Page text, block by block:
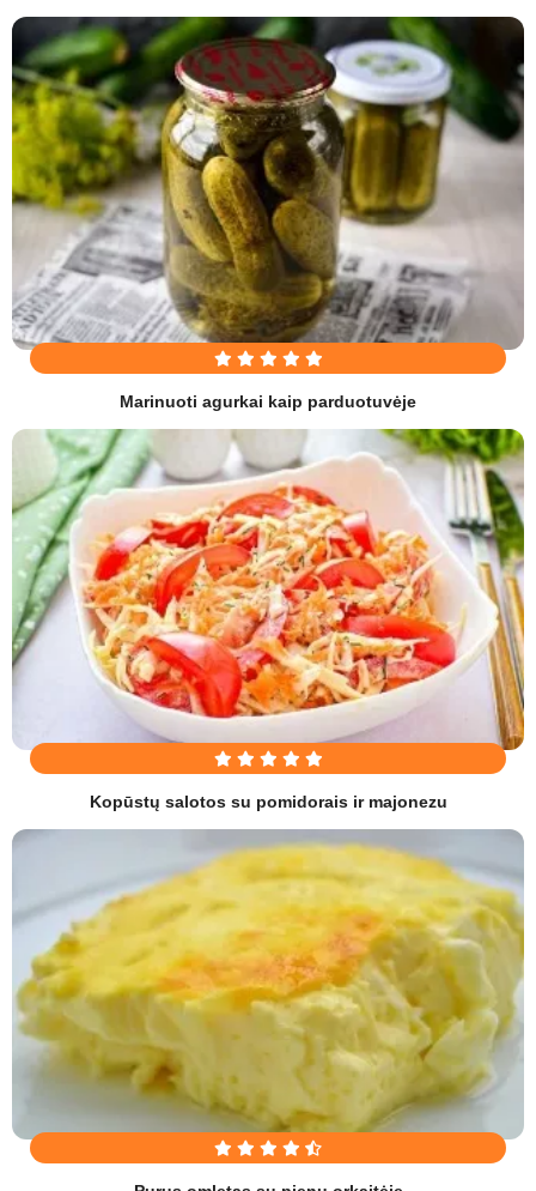
Marinuoti agurkai kaip parduotuvėje
Kopūstų salotos su pomidorais ir majonezu